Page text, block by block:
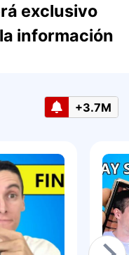
exclusivo
información
+3.7M